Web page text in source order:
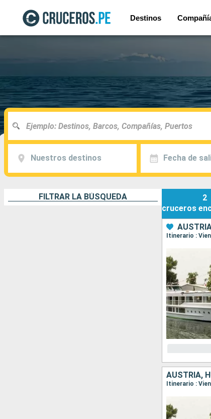
Destinos
Nuestros destinos Fecha de
FILTRAR LA BÚSQUEDA
2
cruceros
Itinerario :
AUSTRIA,
Itinerario :